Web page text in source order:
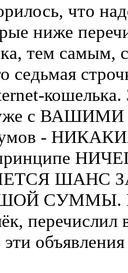
что
ниже
тем самым,
седьмая
с ВАШИМИ
-
ШАНС
СУММЫ. И я
эти